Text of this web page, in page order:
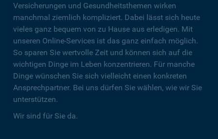
Versicherungen und Gesundheitsthemen wirken
manchmal ziemlich kompliziert. Dabei lässt sich heute
vieles ganz bequem von zu Hause aus erledigen. Mit
unseren Online-Services ist das ganz einfach möglich.
So sparen Sie wertvolle Zeit und können sich auf die
wichtigen Dinge im Leben konzentrieren. Für manche
Dinge wünschen Sie sich vielleicht einen konkreten
Ansprechpartner. Bei uns dürfen Sie wählen, wie wir Sie
unterstützen.
Wir sind für Sie da.